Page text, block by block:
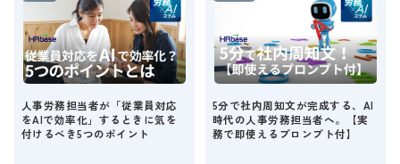
人事労務担当者が「従業員対応
をAIで効率化」するときに気を
付けるべき5つのポイント
5分で社内周知文が完成する、AI
時代の人事労務担当者へ。【実
務で即使えるプロンプト付】